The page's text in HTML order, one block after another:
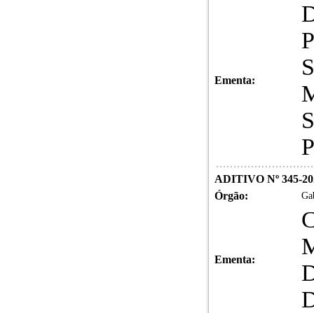
Ementa:
ADITIVO Nº 345-
Órgão:
Ementa: